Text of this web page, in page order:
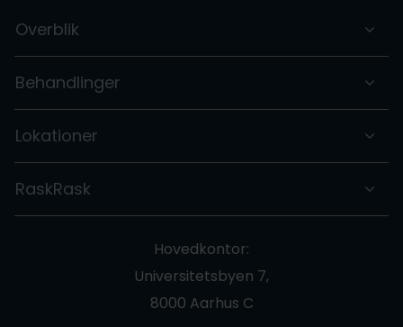
Overblik
Behandlinger
Lokationer
RaskRask
Hovedkontor:
Universitetsbyen 7,
8000 Aarhus C